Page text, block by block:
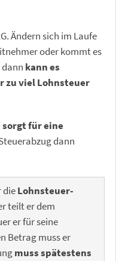
Ändern sich im Laufe
oder kommt es
kann es
zu viel Lohnsteuer
für eine
dann
dieLohnsteuer-
teilt er dem
er für seine
Betrag muss er
muss spätestens